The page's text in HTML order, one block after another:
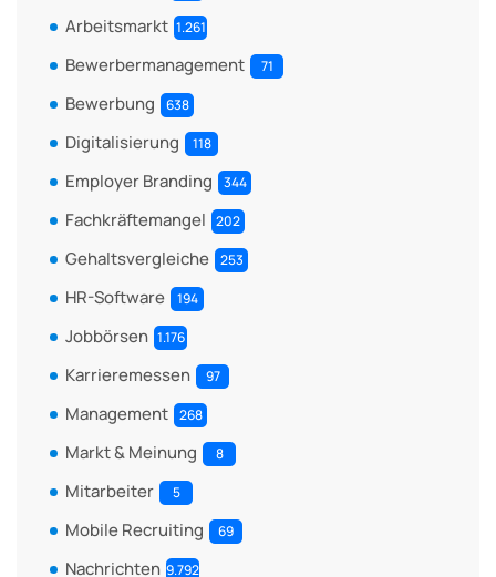
Arbeitsmarkt 1.261
Bewerbermanagement 71
Bewerbung 638
Digitalisierung 118
Employer Branding 344
Fachkräftemangel 202
Gehaltsvergleiche 253
HR-Software 194
Jobbörsen 1.176
Karrieremessen 97
Management 268
Markt & Meinung 8
Mitarbeiter 5
Mobile Recruiting 69
Nachrichten 9.792